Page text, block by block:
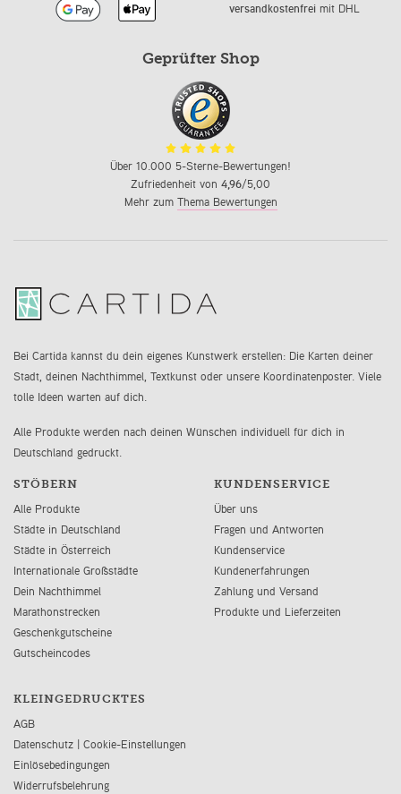
versandkostenfreimit DHL
Geprüfter Shop
Über 10.000 5-Sterne-Bewertungen!
Zufriedenheit von 4,96/5,00
Mehr zum Thema Bewertungen
Bei Cartida kannst du dein eigenes Kunstwerk erstellen: Die Karten deiner
Stadt, deinen Nachthimmel, Textkunst oder unsere Koordinatenposter. Viele
tolle Ideen warten auf dich.
Alle Produkte werden nach deinen Wünschen individuell für dich in
Deutschland gedruckt.
STÖBERN
Alle Produkte
Städte in Deutschland
Städte in Österreich
Internationale Großstädte
Dein Nachthimmel
Marathonstrecken
Geschenkgutscheine
Gutscheincodes
KUNDENSERVICE
Über uns
Fragen und Antworten
Kundenservice
Kundenerfahrungen
Zahlung und Versand
Produkte und Lieferzeiten
KLEINGEDRUCKTES
AGB
Datenschutz | Cookie-Einstellungen
Einlösebedingungen
Widerrufsbelehrung